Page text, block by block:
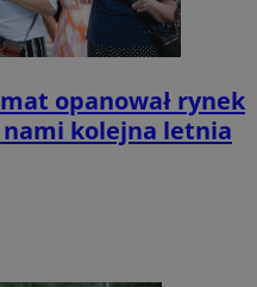
opanował rynek
kolejna letnia